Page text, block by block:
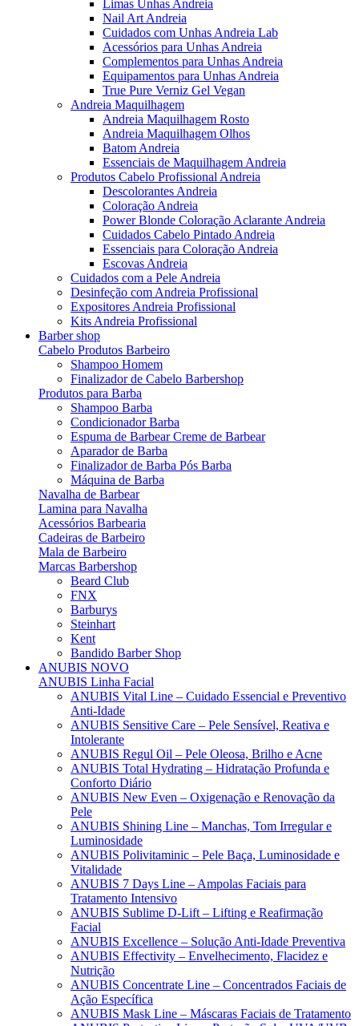
Limas Unhas Andreia
Nail Art Andreia
Cuidados com Unhas Andreia Lab
Acessórios para Unhas Andreia
Complementos para Unhas Andreia
Equipamentos para Unhas Andreia
True Pure Verniz Gel Vegan
Andreia Maquilhagem
Andreia Maquilhagem Rosto
Andreia Maquilhagem Olhos
Batom Andreia
Essenciais de Maquilhagem Andreia
Produtos Cabelo Profissional Andreia
Descolorantes Andreia
Coloração Andreia
Power Blonde Coloração Aclarante Andreia
Cuidados Cabelo Pintado Andreia
Essenciais para Coloração Andreia
Escovas Andreia
Cuidados com a Pele Andreia
Desinfeção com Andreia Profissional
Expositores Andreia Profissional
Kits Andreia Profissional
Barber shop
Cabelo Produtos Barbeiro
Shampoo Homem
Finalizador de Cabelo Barbershop
Produtos para Barba
Shampoo Barba
Condicionador Barba
Espuma de Barbear Creme de Barbear
Aparador de Barba
Finalizador de Barba Pós Barba
Máquina de Barba
Navalha de Barbear
Lamina para Navalha
Acessórios Barbearia
Cadeiras de Barbeiro
Mala de Barbeiro
Marcas Barbershop
Beard Club
FNX
Barburys
Steinhart
Kent
Bandido Barber Shop
ANUBIS NOVO
ANUBIS Linha Facial
ANUBIS Vital Line – Cuidado Essencial e Preventivo
Anti-Idade
ANUBIS Sensitive Care – Pele Sensível, Reativa e
Intolerante
ANUBIS Regul Oil – Pele Oleosa, Brilho e Acne
ANUBIS Total Hydrating – Hidratação Profunda e
Conforto Diário
ANUBIS New Even – Oxigenação e Renovação da
Pele
ANUBIS Shining Line – Manchas, Tom Irregular e
Luminosidade
ANUBIS Polivitaminic – Pele Baça, Luminosidade e
Vitalidade
ANUBIS 7 Days Line – Ampolas Faciais para
Tratamento Intensivo
ANUBIS Sublime D-Lift – Lifting e Reafirmação
Facial
ANUBIS Excellence – Solução Anti-Idade Preventiva
ANUBIS Effectivity – Envelhecimento, Flacidez e
Nutrição
ANUBIS Concentrate Line – Concentrados Faciais de
Ação Específica
ANUBIS Mask Line – Máscaras Faciais de Tratamento